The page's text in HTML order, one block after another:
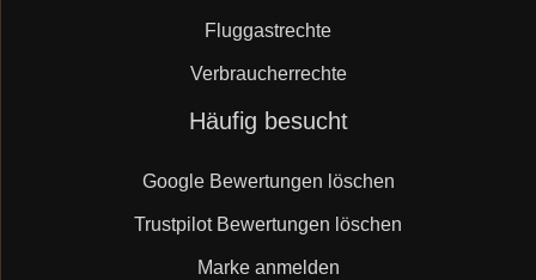
Fluggastrechte
Verbraucherrechte
Häufig besucht
Google Bewertungen löschen
Trustpilot Bewertungen löschen
Marke anmelden